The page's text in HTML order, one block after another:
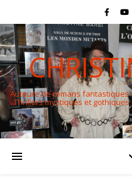
Auteure de romans fantastiques
Thrillers mystiques et